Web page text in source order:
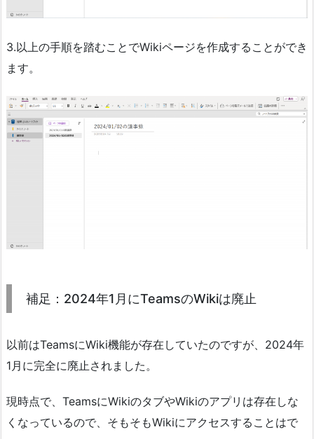
3.以上の手順を踏むことでWikiページを作成することができ
ます。
補足：2024年1月にTeamsのWikiは廃止
以前はTeamsにWiki機能が存在していたのですが、2024年
1月に完全に廃止されました。
現時点で、TeamsにWikiのタブやWikiのアプリは存在しな
くなっているので、そもそもWikiにアクセスすることはで